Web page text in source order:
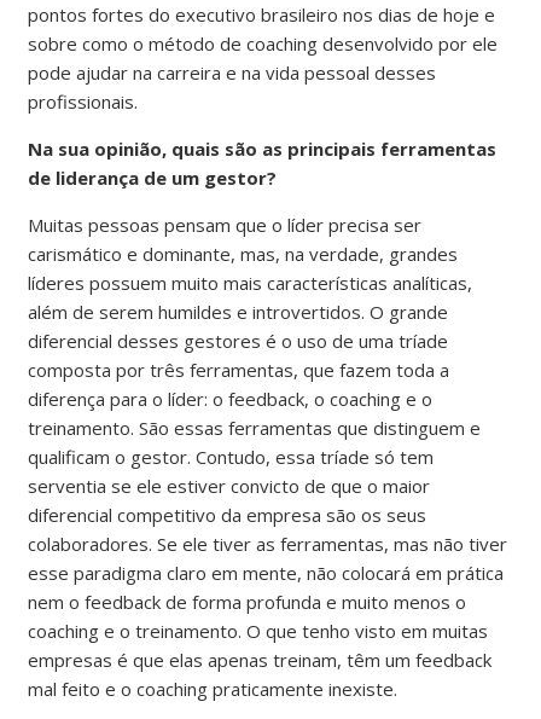
pontos fortes do executivo brasileiro nos dias de hoje e
sobre como o método de coaching desenvolvido por ele
pode ajudar na carreira e na vida pessoal desses
profissionais.
Na sua opinião, quais são as principais ferramentas
de liderança de um gestor?
Muitas pessoas pensam que o líder precisa ser
carismático e dominante, mas, na verdade, grandes
líderes possuem muito mais características analíticas,
além de serem humildes e introvertidos. O grande
diferencial desses gestores é o uso de uma tríade
composta por três ferramentas, que fazem toda a
diferença para o líder: o feedback, o coaching e o
treinamento. São essas ferramentas que distinguem e
qualificam o gestor. Contudo, essa tríade só tem
serventia se ele estiver convicto de que o maior
diferencial competitivo da empresa são os seus
colaboradores. Se ele tiver as ferramentas, mas não tiver
esse paradigma claro em mente, não colocará em prática
nem o feedback de forma profunda e muito menos o
coaching e o treinamento. O que tenho visto em muitas
empresas é que elas apenas treinam, têm um feedback
mal feito e o coaching praticamente inexiste.